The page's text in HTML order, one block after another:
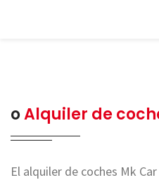
oAlquiler de
El alquiler de coches Mk